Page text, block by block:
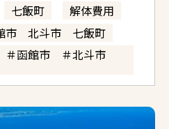
七飯町
解体費用
市 北斗市 七飯町
函館市 ＃北斗市